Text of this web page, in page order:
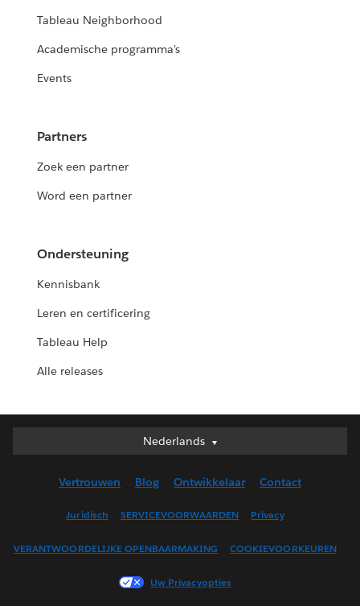
Tableau Neighborhood
Academische programma's
Events
Partners
Zoek een partner
Word een partner
Ondersteuning
Kennisbank
Leren en certificering
Tableau Help
Alle releases
Nederlands
Nederlands
English (UK)
Français (Canada)
Français (France)
Vertrouwen Blog Ontwikkelaar Contact
Juridisch SERVICEVOORWAARDEN Privacy
VERANTWOORDELIJKE OPENBAARMAKING COOKIEVOORKEUREN
Uw Privacyopties